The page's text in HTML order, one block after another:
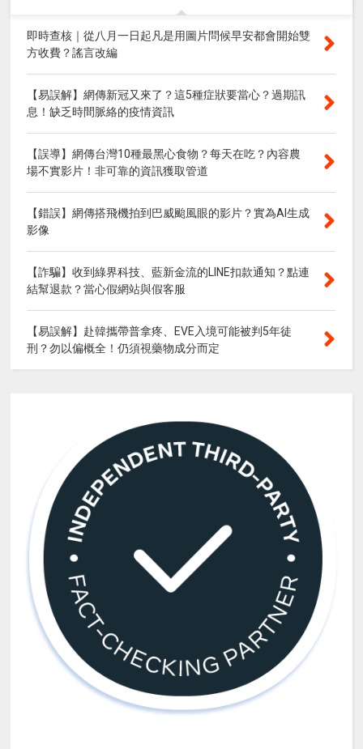
即時查核｜從八月一日起凡是用圖片問候早安都會開始雙
方收費？謠言改編
【易誤解】網傳新冠又來了？這5種症狀要當心？過期訊
息！缺乏時間脈絡的疫情資訊
【誤導】網傳台灣10種最黑心食物？每天在吃？內容農
場不實影片！非可靠的資訊獲取管道
【錯誤】網傳搭飛機拍到巴威颱風眼的影片？實為AI生成
影像
【詐騙】收到綠界科技、藍新金流的LINE扣款通知？點連
結幫退款？當心假網站與假客服
【易誤解】赴韓攜帶普拿疼、EVE入境可能被判5年徒
刑？勿以偏概全！仍須視藥物成分而定